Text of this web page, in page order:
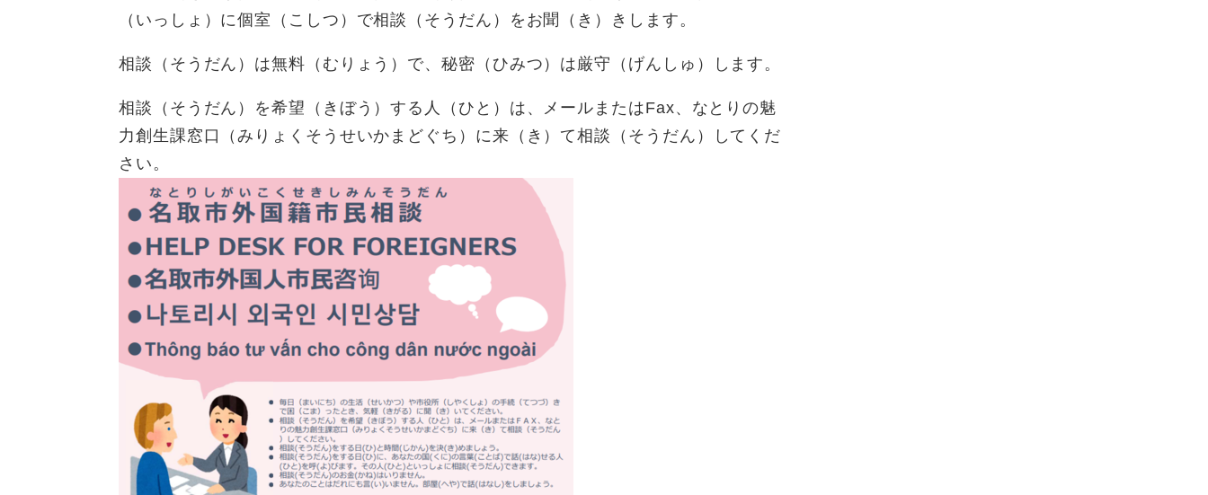
（いっしょ）に個室（こしつ）で相談（そうだん）をお聞（き）きします。
相談（そうだん）は無料（むりょう）で、秘密（ひみつ）は厳守（げんしゅ）します。
相談（そうだん）を希望（きぼう）する人（ひと）は、メールまたはFax、なとりの魅
力創生課窓口（みりょくそうせいかまどぐち）に来（き）て相談（そうだん）してくだ
さい。